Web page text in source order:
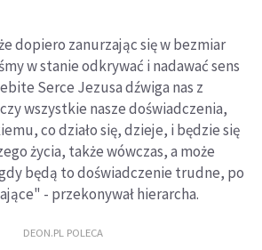
dopiero zanurzając się w bezmiar
w stanie odkrywać i nadawać sens
Serce Jezusa dźwiga nas z
wszystkie nasze doświadczenia,
co działo się, dzieje, i będzie się
życia, także wówczas, a może
będą to doświadczenie trudne, po
- przekonywał hierarcha.
DEON.PL POLECA